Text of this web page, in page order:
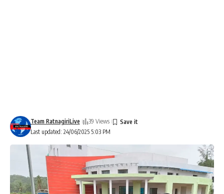
Last updated: 24/06/2025 5:03 PM
Team RatnagiriLive 39 Views